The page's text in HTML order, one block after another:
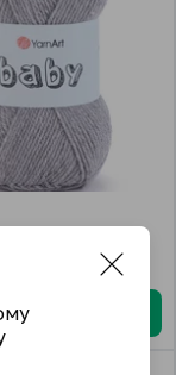
В корзину